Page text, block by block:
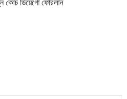
কোচ ডিয়েগো ফোরলান